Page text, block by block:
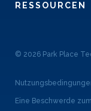
RESSOURCEN
© 2026 Park Place
Eine Beschwerde